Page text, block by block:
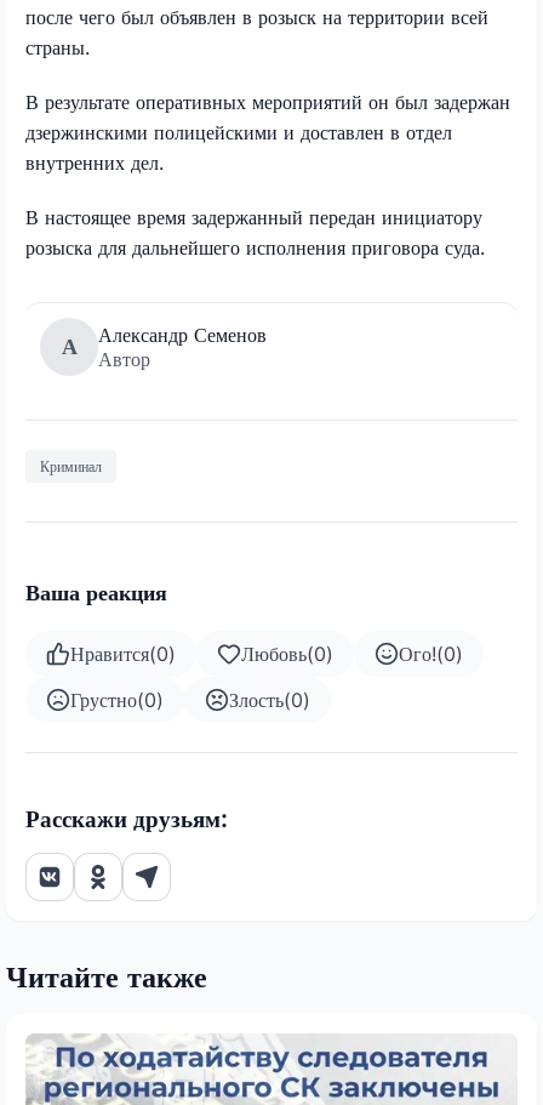
после чего был объявлен в розыск на территории всей
страны.
В результате оперативных мероприятий он был задержан
дзержинскими полицейскими и доставлен в отдел
внутренних дел.
В настоящее время задержанный передан инициатору
розыска для дальнейшего исполнения приговора суда.
А
Александр Семенов
Автор
Криминал
Ваша реакция
Нравится(0) Любовь(0) Ого!(0)
Грустно(0) Злость(0)
Расскажи друзьям:
Читайте также